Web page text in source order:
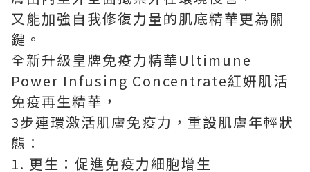
又能加強自我修復力量的肌底精華更為關
鍵。
全新升級皇牌免疫力精華Ultimune
Power Infusing Concentrate紅妍肌活
免疫再生精華，
3步連環激活肌膚免疫力，重設肌膚年輕狀
態：
1. 更生：促進免疫力細胞增生